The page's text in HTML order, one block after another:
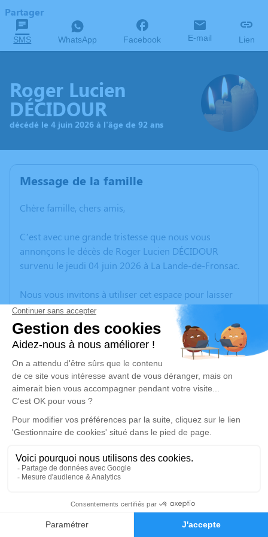
Faire-part Hommages
Partager
SMS WhatsApp Facebook E-mail Lien
Roger Lucien
DÉCIDOUR
décédé le 4 juin 2026 à l'âge de 92 ans
Message de la famille
Chère famille, chers amis,
C’est avec une grande tristesse que nous vous
annonçons le décès de Roger Lucien DÉCIDOUR
survenu le jeudi 04 juin 2026 à La Lande-de-Fronsac.
Nous vous invitons à utiliser cet espace pour laisser
vos condoléances, partager des photos souvenirs, une
anecdote ou exprimer vos pensées à travers des
poèmes ou des textes. Cet endroit est un lieu
d'expression dédié à honorer la mémoire de Roger
Lucien DÉCIDOUR.
Un service de plantation d’arbre hommage est
disponible ici.
Je rends hommage
Cérémonie religieuse
Église Saint Genès de Marsas
33620 Marsas